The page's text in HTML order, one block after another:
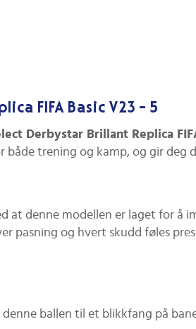
FIFA Basic V23 - 5
Derbystar Brillant Replica
trening og kamp, og gir
at denne modellen er laget for
pasning og hvert skudd føles
ballen til et blikkfang på